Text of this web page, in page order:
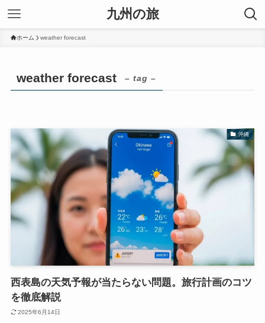
九州の旅
ホーム weather forecast
weather forecast – tag –
沖縄
西表島の天気予報が当たらない問題。旅行計画のコツ
を徹底解説
2025年6月14日